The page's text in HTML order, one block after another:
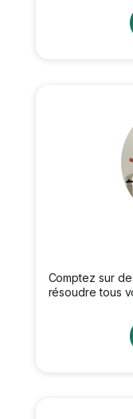
Comptez sur
résoudre tous